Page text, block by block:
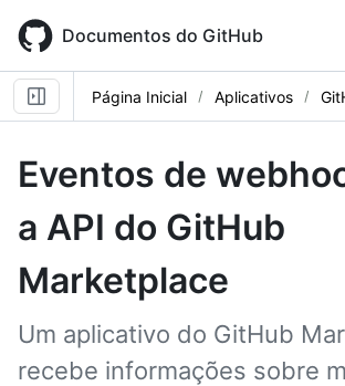
main
content
Documentos do GitHub
Página Inicial Aplicativos
Eventos de
a API do GitHub
Marketplace
Um aplicativo do GitHub
recebe informações sobre